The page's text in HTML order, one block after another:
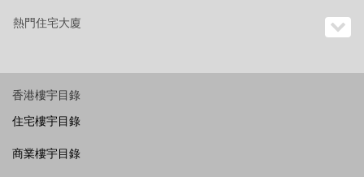
熱門住宅大廈
香港樓宇目錄
住宅樓宇目錄
商業樓宇目錄